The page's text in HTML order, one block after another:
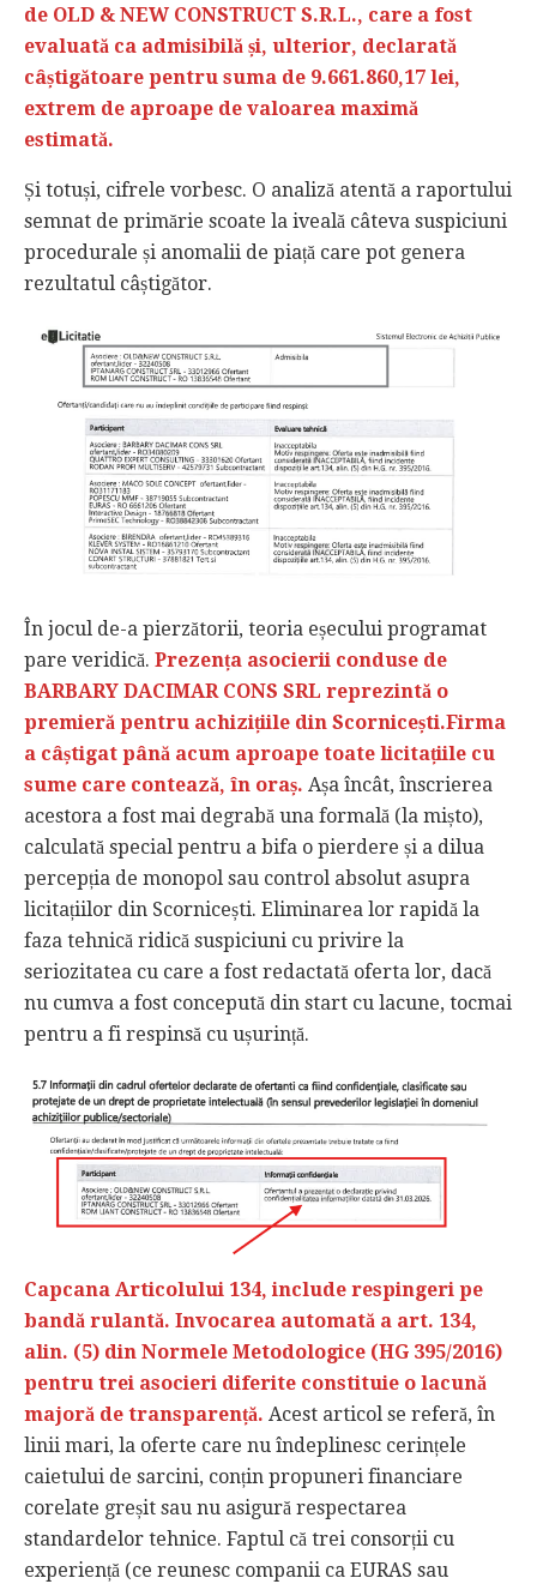
de OLD & NEW CONSTRUCT S.R.L., care a fost
evaluată ca admisibilă și, ulterior, declarată
câștigătoare pentru suma de 9.661.860,17 lei,
extrem de aproape de valoarea maximă
estimată.
Și totuși, cifrele vorbesc. O analiză atentă a raportului
semnat de primărie scoate la iveală câteva suspiciuni
procedurale și anomalii de piață care pot genera
rezultatul câștigător.
În jocul de-a pierzătorii, teoria eșecului programat
pare veridică. Prezența asocierii conduse de
BARBARY DACIMAR CONS SRL reprezintă o
premieră pentru achizițiile din Scornicești.Firma
a câștigat până acum aproape toate licitațiile cu
sume care contează, în oraș. Așa încât, înscrierea
acestora a fost mai degrabă una formală (la mișto),
calculată special pentru a bifa o pierdere și a dilua
percepția de monopol sau control absolut asupra
licitațiilor din Scornicești. Eliminarea lor rapidă la
faza tehnică ridică suspiciuni cu privire la
seriozitatea cu care a fost redactată oferta lor, dacă
nu cumva a fost concepută din start cu lacune, tocmai
pentru a fi respinsă cu ușurință.
Capcana Articolului 134, include respingeri pe
bandă rulantă. Invocarea automată a art. 134,
alin. (5) din Normele Metodologice (HG 395/2016)
pentru trei asocieri diferite constituie o lacună
majoră de transparență. Acest articol se referă, în
linii mari, la oferte care nu îndeplinesc cerințele
caietului de sarcini, conțin propuneri financiare
corelate greșit sau nu asigură respectarea
standardelor tehnice. Faptul că trei consorții cu
experiență (ce reunesc companii ca EURAS sau